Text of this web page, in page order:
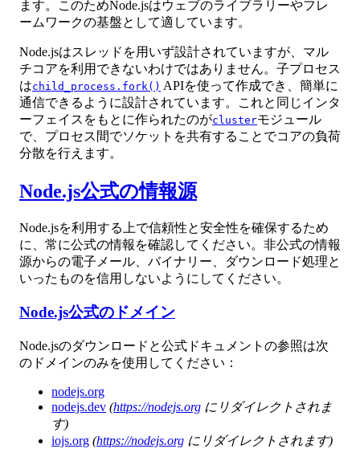
ます。このためNode.jsはウェブのライブラリーやフレ
ームワークの基盤として適しています。
Node.jsはスレッドを用いず設計されていますが、マル
チコアを利用できないわけではありません。子プロセス
はchild_process.fork() APIを使って作成でき、簡単に
通信できるように設計されています。これと同じインタ
ーフェイスをもとに作られたのがclusterモジュール
で、プロセス間でソケットを共有することでコアの負荷
分散を行えます。
Node.js公式の情報源
Node.jsを利用する上で信頼性と安全性を確保するため
に、常に公式の情報を確認してください。非公式の情報
源からの電子メール、バイナリー、ダウンロード処理と
いったものを信用しないようにしてください。
Node.js公式のドメイン
Node.jsのダウンロードと公式ドキュメントの参照は次
のドメインのみを使用してください：
nodejs.org
nodejs.dev (https://nodejs.org にリダイレクトされま
す)
iojs.org (https://nodejs.org にリダイレクトされます)